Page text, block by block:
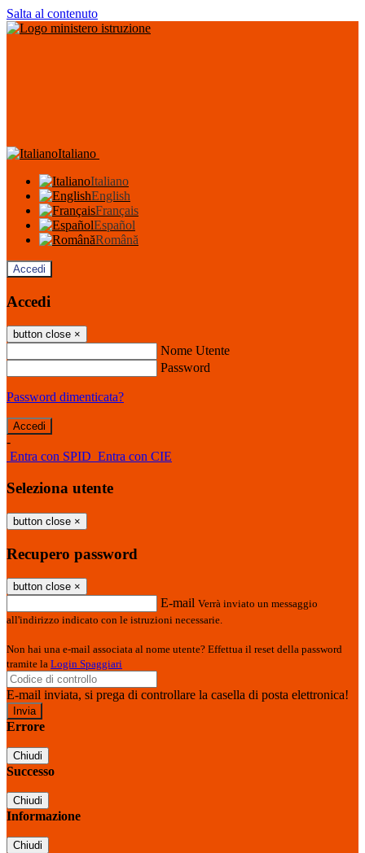
Salta al contenuto
Italiano
Italiano
English
Français
Español
Română
Accedi
Accedi
button close ×
Nome Utente
Password
Password dimenticata?
-
Entra con SPID Entra con CIE
Seleziona utente
button close ×
Recupero password
button close ×
E-mail Verrà inviato un messaggio
all'indirizzo indicato con le istruzioni necessarie.
Non hai una e-mail associata al nome utente? Effettua il reset della password
tramite la Login Spaggiari
E-mail inviata, si prega di controllare la casella di posta elettronica!
Errore
Chiudi
Successo
Chiudi
Informazione
Chiudi